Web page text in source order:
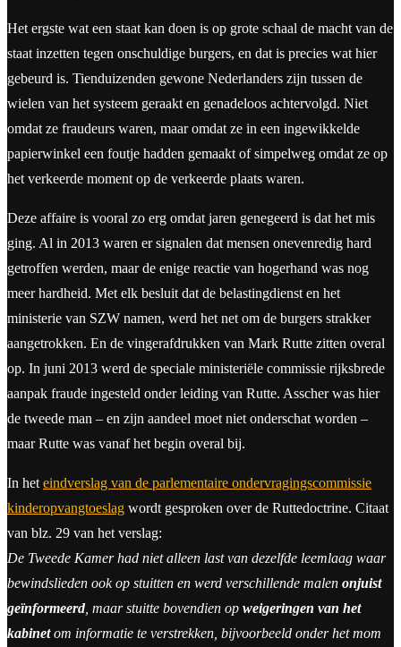
Het ergste wat een staat kan doen is op grote schaal de macht van de
staat inzetten tegen onschuldige burgers, en dat is precies wat hier
gebeurd is. Tienduizenden gewone Nederlanders zijn tussen de
wielen van het systeem geraakt en genadeloos achtervolgd. Niet
omdat ze fraudeurs waren, maar omdat ze in een ingewikkelde
papierwinkel een foutje hadden gemaakt of simpelweg omdat ze op
het verkeerde moment op de verkeerde plaats waren.
Deze affaire is vooral zo erg omdat jaren genegeerd is dat het mis
ging. Al in 2013 waren er signalen dat mensen onevenredig hard
getroffen werden, maar de enige reactie van hogerhand was nog
meer hardheid. Met elk besluit dat de belastingdienst en het
ministerie van SZW namen, werd het net om de burgers strakker
aangetrokken. En de vingerafdrukken van Mark Rutte zitten overal
op. In juni 2013 werd de speciale ministeriële commissie rijksbrede
aanpak fraude ingesteld onder leiding van Rutte. Asscher was hier
de tweede man – en zijn aandeel moet niet onderschat worden –
maar Rutte was vanaf het begin overal bij.
In het eindverslag van de parlementaire ondervragingscommissie
kinderopvangtoeslag wordt gesproken over de Ruttedoctrine. Citaat
van blz. 29 van het verslag:
De Tweede Kamer had niet alleen last van dezelfde leemlaag waar
bewindslieden ook op stuitten en werd verschillende malen onjuist
geïnformeerd, maar stuitte bovendien op weigeringen van het
kabinetom informatie te verstrekken, bijvoorbeeld onder het mom